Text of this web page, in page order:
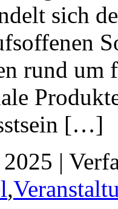
sich
rund um
[…]
|
,